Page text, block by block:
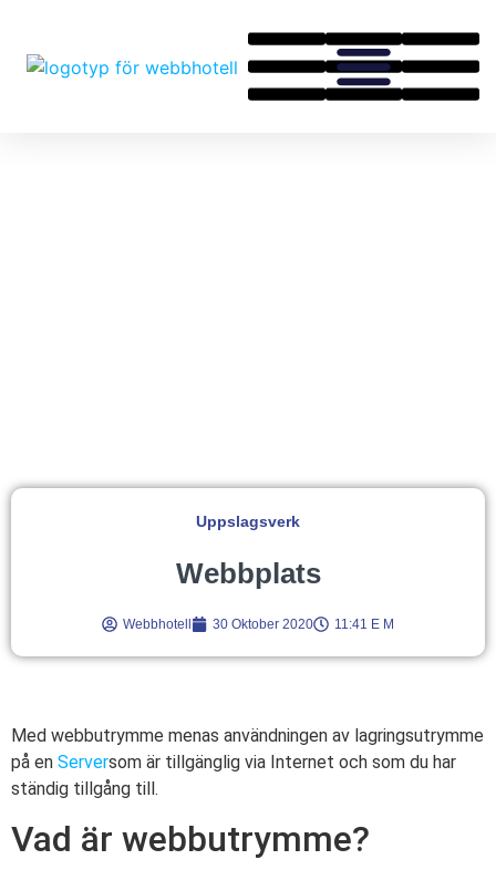
Uppslagsverk
Webbplats
Webbhotell 30 Oktober 2020 11:41 E M
Med webbutrymme menas användningen av lagringsutrymme
på en Serversom är tillgänglig via Internet och som du har
ständig tillgång till.
Vad är webbutrymme?